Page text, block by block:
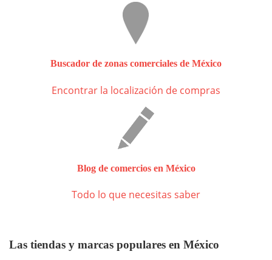
Buscador de zonas comerciales de México
Encontrar la localización de compras
Blog de comercios en México
Todo lo que necesitas saber
Las tiendas y marcas populares en México